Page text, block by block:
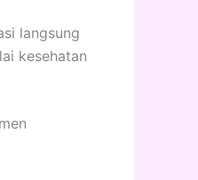
langsung
kesehatan